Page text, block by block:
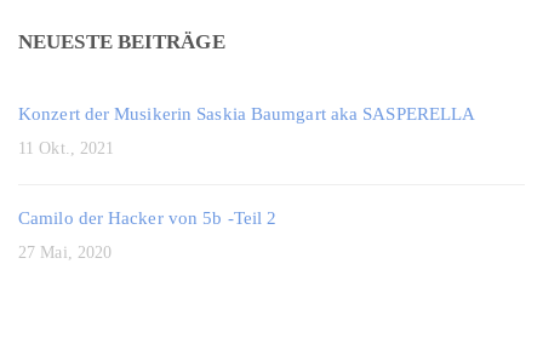
NEUESTE BEITRÄGE
Konzert der Musikerin Saskia Baumgart aka SASPERELLA
11 Okt., 2021
Camilo der Hacker von 5b -Teil 2
27 Mai, 2020